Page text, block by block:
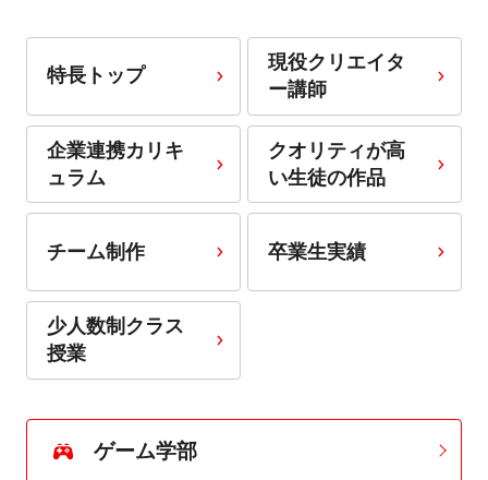
特長トップ
現役クリエイタ
ー講師
企業連携カリキ
ュラム
クオリティが高
い生徒の作品
チーム制作 卒業生実績
少人数制クラス
授業
ゲーム学部